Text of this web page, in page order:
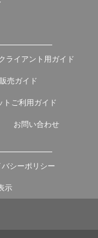
ライアント用ガイド
売ガイド
トご利用ガイド
お問い合わせ
バシーポリシー
示